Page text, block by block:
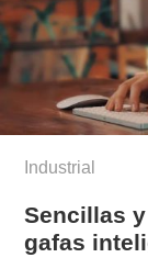
Industrial
Sencillas
gafas